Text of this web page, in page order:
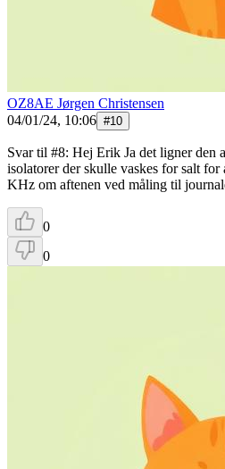
OZ8AE Jørgen Christensen
04/01/24, 10:06 #10
Svar til #8: Hej Erik Ja det ligner den
isolatorer der skulle vaskes for salt for
KHz om aftenen ved måling til
0
0